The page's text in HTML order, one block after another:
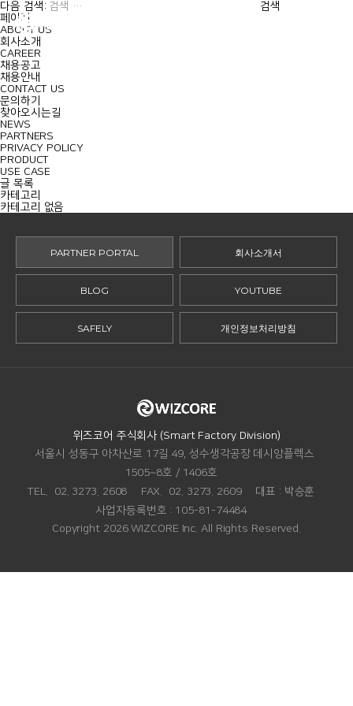
MENU
다음 검색:
페이지
ABOUT US
회사소개
CAREER
채용공고
채용안내
CONTACT US
문의하기
찾아오시는길
NEWS
PARTNERS
PRIVACY POLICY
PRODUCT
USE CASE
글 목록
카테고리
카테고리 없음
PARTNER PORTAL 회사소개서
BLOG YOUTUBE
SAFELY 개인정보처리방침
위즈코어 주식회사 (Smart Factory Division)
서울시 성동구 아차산로 17길 49, 성수생각공장 데시앙플렉스
1505~8호 / 1406호
TEL.
02. 3273. 2608 FAX. 02. 3273. 2609 대표 : 박승훈
사업자등록번호 : 105-81-74484
Copyright 2026 WIZCORE Inc. All Rights Reserved.